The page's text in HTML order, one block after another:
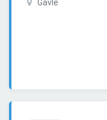
Gävle